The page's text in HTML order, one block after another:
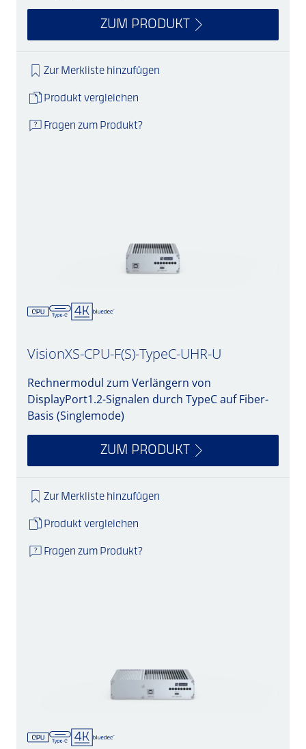
ZUM PRODUKT
Zur Merkliste hinzufügen
Produkt vergleichen
Fragen zum Produkt?
VisionXS-CPU-F(S)-TypeC-UHR-U
Rechnermodul zum Verlängern von
DisplayPort1.2-Signalen durch TypeC auf Fiber-
Basis (Singlemode)
ZUM PRODUKT
Zur Merkliste hinzufügen
Produkt vergleichen
Fragen zum Produkt?